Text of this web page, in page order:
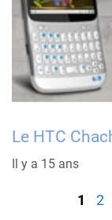
Le HTC
Il y a 15 ans
Page
1 2